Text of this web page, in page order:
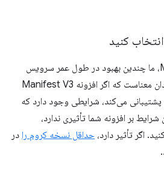
کنید
از زمان انتشار Manifest V3، ما چندین بهبود در طول عمر سرویس
ورکرها ایجاد کرده‌ایم. این بدان معناست که اگر افزونه Manifest V3
می‌کند، شرایطی وجود دارد که
شرایط بر افزونه شما تأثیری ندارد،
اگر تأثیر دارد، حداقل نسخه کروم را در